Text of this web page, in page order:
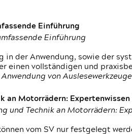
Einführung
Einführung
in der Anwendung, sowie der
einen vollständigen und
von
an Motorrädern:
und Technik an Motorrädern:
vom SV nur festgelegt